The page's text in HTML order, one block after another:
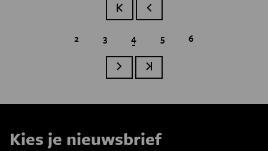
Paginatie
Eerste paginaVorige pagina
Page
2 Page
3 Huidige pagina
4 Page
5 Page
6
Volgende paginaLaatste pagina
Kies je nieuwsbrief